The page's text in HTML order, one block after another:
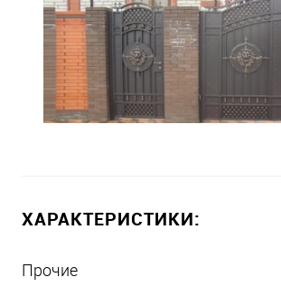
ХАРАКТЕРИСТИКИ:
Прочие